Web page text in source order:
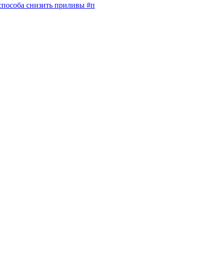
снизить приливы #п